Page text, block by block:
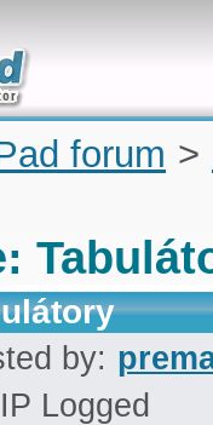
forum >
by:
Logged